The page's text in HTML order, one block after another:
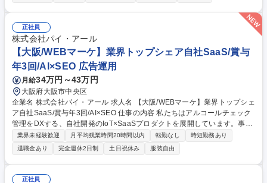
翻訳やレビューも担当し、社内のデザイナーや開発部門と連携しながら、
日本発のアプリを世界に広めます。 従事すべき業務の変更範囲:当社業務
全般 募集職種 【海外マーケティング】欧米圏向けマーケティング/英語力
を活かせます
正社員
株式会社パイ・アール
【大阪/WEBマーケ】業界トップシェア自社SaaS/賞与
年3回/AI×SEO 広告運用
月給34万円～43万円
大阪府大阪市中央区
企業名 株式会社パイ・アール 求人名 【大阪/WEBマーケ】業界トップシェ
ア自社SaaS/賞与年3回/AI×SEO 仕事の内容 私たちはアルコールチェック
管理をDXする、自社開発のIoT×SaaSプロダクトを展開しています。事業
拡大に伴いWEBマーケティングチームを共につくる「SEO/デジタルマー
ケティング担当」を募集しています。 【具体的には】SEO、広告配信を
主軸としたCV最大化をお任せします。アルコールチェッカー市場は、202
2年の道路交通法改正以降、需要が拡大。この追い風を受けて事業を伸ば
す中で、競合も増え「選ばれる理由」を磨いていくフェーズです。中長期
業界未経験歓迎 月平均残業時間20時間以内 転勤なし
時短勤務あり
退職金あり
完全週休2日制 土日祝休み 服装自由
正社員